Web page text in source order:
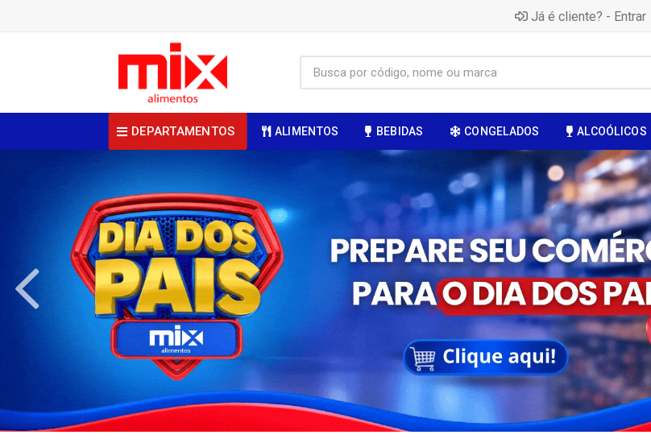
Já é cliente? - Entrar
DEPARTAMENTOS ALIMENTOS BEBIDAS CONGELADOS ALCOÓLICOS